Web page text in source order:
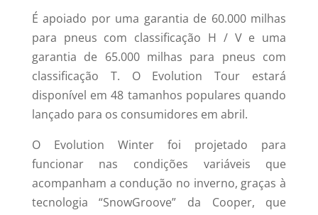
É apoiado por uma garantia de 60.000 milhas
para pneus com classificação H / V e uma
garantia de 65.000 milhas para pneus com
classificação T. O Evolution Tour estará
disponível em 48 tamanhos populares quando
lançado para os consumidores em abril.
O Evolution Winter foi projetado para
funcionar nas condições variáveis ​​que
acompanham a condução no inverno, graças à
tecnologia “SnowGroove” da Cooper, que